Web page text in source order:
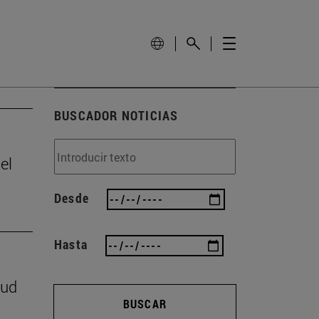
BUSCADOR NOTICIAS
Desde
Hasta
BUSCAR